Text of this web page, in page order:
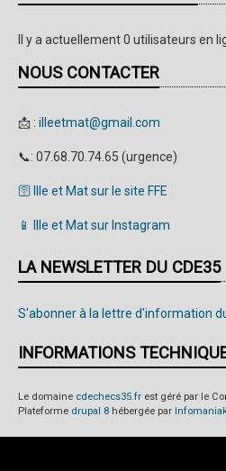
Il y a actuellement 0 utilisateurs en
NOUS CONTACTER
📩 : illeetmat@gmail.com
📞: 07.68.70.74.65 (urgence)
🛜 Ille et Mat sur le site FFE
📱 Ille et Mat sur Instagram
LA NEWSLETTER DU CDE35
S'abonner à la lettre d'information
INFORMATIONS
Le domaine cdechecs35.fr est géré par le
Plateforme drupal 8 hébergée par